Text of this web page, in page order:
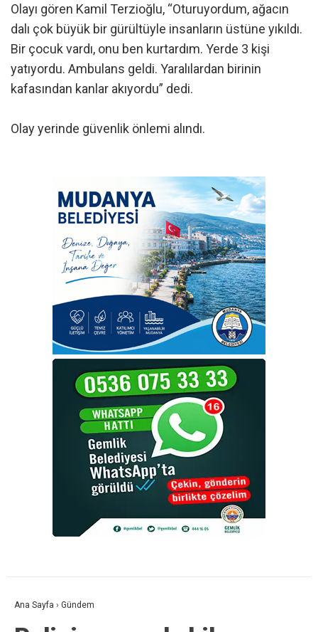
Olayı gören Kamil Terzioğlu, “Oturuyordum, ağacın
dalı çok büyük bir gürültüyle insanların üstüne yıkıldı.
Bir çocuk vardı, onu ben kurtardım. Yerde 3 kişi
yatıyordu. Ambulans geldi. Yaralılardan birinin
kafasından kanlar akıyordu” dedi.
Olay yerinde güvenlik önlemi alındı.
Ana Sayfa › Gündem